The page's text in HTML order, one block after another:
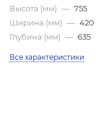
Высота (мм) — 755
Ширина (мм) — 420
Глубина (мм) — 635
Все характеристики